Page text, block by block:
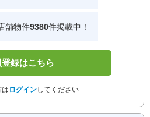
舗物件9380件掲載中！
録はこちら
は ログインしてください